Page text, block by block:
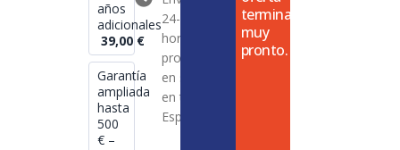
años
adicionales
39,00 €
Garantía
ampliada
hasta
500
€ –
24-72
horas en
productos
en stock
en toda
España
termina
muy
pronto.